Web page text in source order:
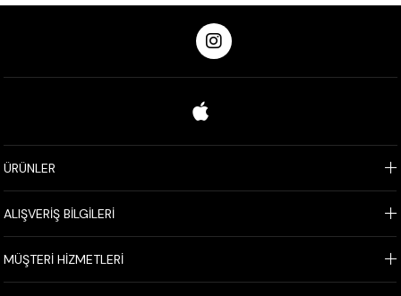
ÜRÜNLER
ALIŞVERİŞ BİLGİLERİ
MÜŞTERİ HİZMETLERİ